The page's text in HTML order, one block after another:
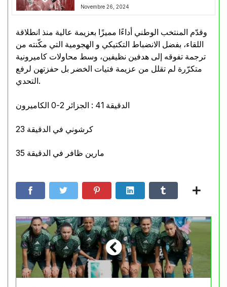
Novembre 26, 2024
وقدّم المنتخب الوطني أداءًا مميزًا بعزيمة عالية منذ انطلاقة
اللقاء، بفضل الانضباط التكتيكي و الهجومية التي مكّنته من
ترجمة تفوقه إلى هدفين نظيفين، وسط محاولات كاميرونية
متكرّرة لم تقلل من عزيمة فتيات الخضر بل حفزتهن لرفع
التحدي.
الدقيقة 41 : الجزائر 2-0 الكاميرون
كرشوني في الدقيقة 23
مارين ظافر في الدقيقة 35